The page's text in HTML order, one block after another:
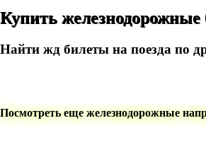
Купить
Найти жд билеты на поезда по
Посмотреть еще железнодорожные